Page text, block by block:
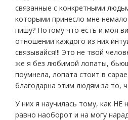
связанные с конкретными
которыми принесло мне
пишу? Потому что есть и моя
отношении каждого из них
связывайся!!! Это не твой
же я без любимой лопаты,
поумнела, лопата стоит в
благодарна этим людям за то,
У них я научилась тому, как НЕ
равно наоборот и на могу